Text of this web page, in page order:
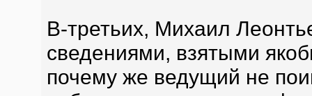
В-третьих, Михаил
сведениями, взятыми
почему же ведущий не